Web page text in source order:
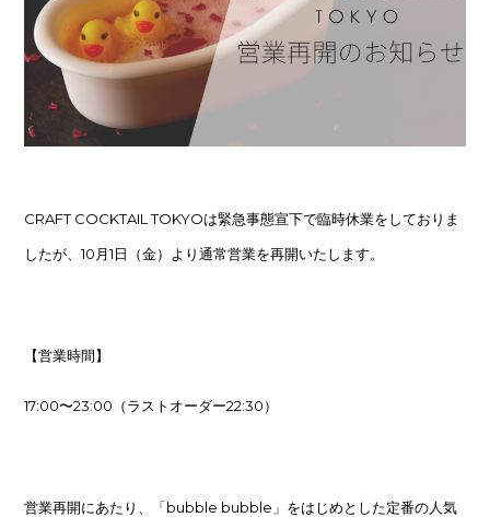
CRAFT COCKTAIL TOKYOは緊急事態宣下で臨時休業をしておりま
したが、10月1日（金）より通常営業を再開いたします。
【営業時間】
17:00〜23:00（ラストオーダー22:30）
営業再開にあたり、「bubble bubble」をはじめとした定番の人気